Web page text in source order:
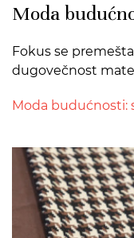
Moda
Fokus se
dugovečnost
Moda budućnosti: